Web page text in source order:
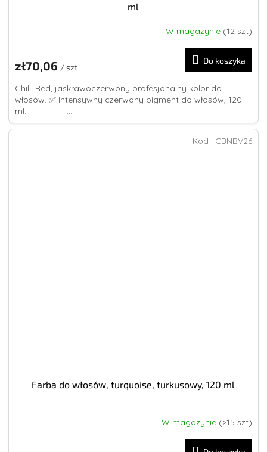
ml
wynosi
na
5
gwiazdek.
W magazynie (12 szt)
zł70,06 / szt
Do koszyka
Chilli Red, jaskrawoczerwony profesjonalny kolor do
włosów. ✅ Intensywny czerwony pigment do włosów, 120
ml. ...
Farba do włosów, turquoise, turkusowy, 120 ml
W magazynie (>15 szt)
Kod : CBNBV26